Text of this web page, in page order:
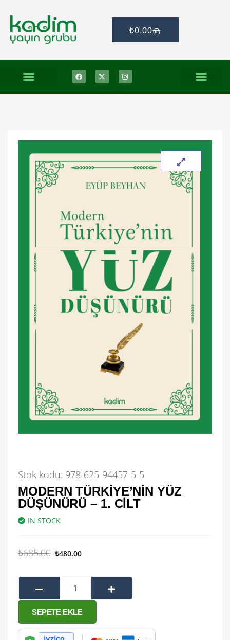
₺0.00
Stok kodu: 978-625-94457-5-5
MODERN TÜRKIYE’NIN YÜZ
DÜŞÜNÜRÜ – 1. CILT
IN STOCK
₺685.00 ₺480.00
SEPETE EKLE